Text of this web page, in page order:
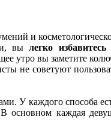
и
вылегко
утро вы заметите
не советуют
У каждого способа
В основном каждая